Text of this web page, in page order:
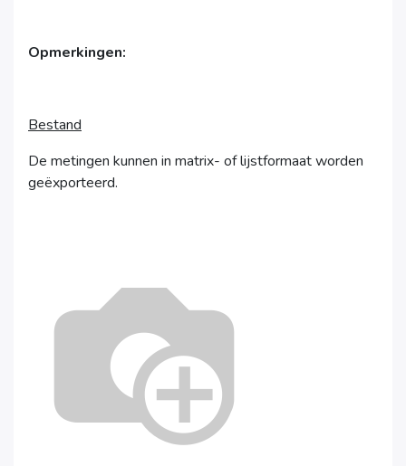
Opmerkingen:
Bestand
De metingen kunnen in matrix- of lijstformaat worden
geëxporteerd.